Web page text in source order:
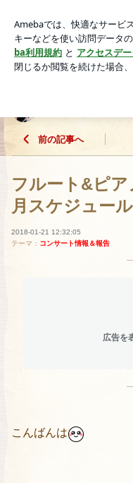
織のフルート日記♪
アプリをダウンロードして
ょう。
前の記事へ
フルート&ピ
月スケジュー
2018-01-21 12:32:05
テーマ： コンサート情報＆報告
広告を
こんばんは